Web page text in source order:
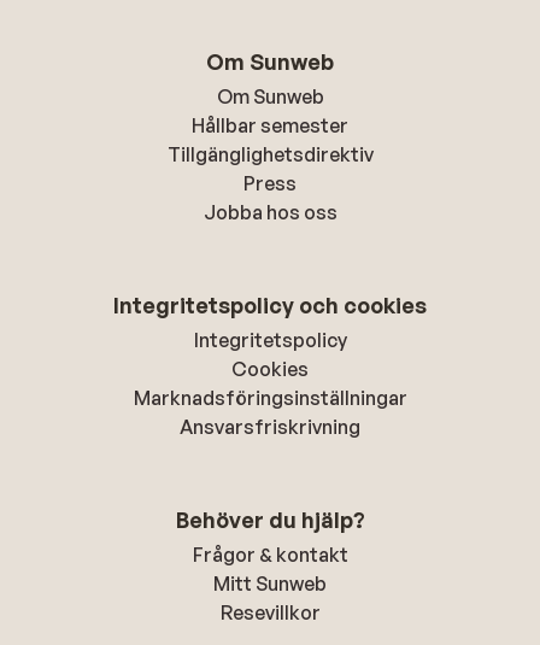
Om Sunweb
Om Sunweb
Hållbar semester
Tillgänglighetsdirektiv
Press
Jobba hos oss
Integritetspolicy och cookies
Integritetspolicy
Cookies
Marknadsföringsinställningar
Ansvarsfriskrivning
Behöver du hjälp?
Frågor & kontakt
Mitt Sunweb
Resevillkor